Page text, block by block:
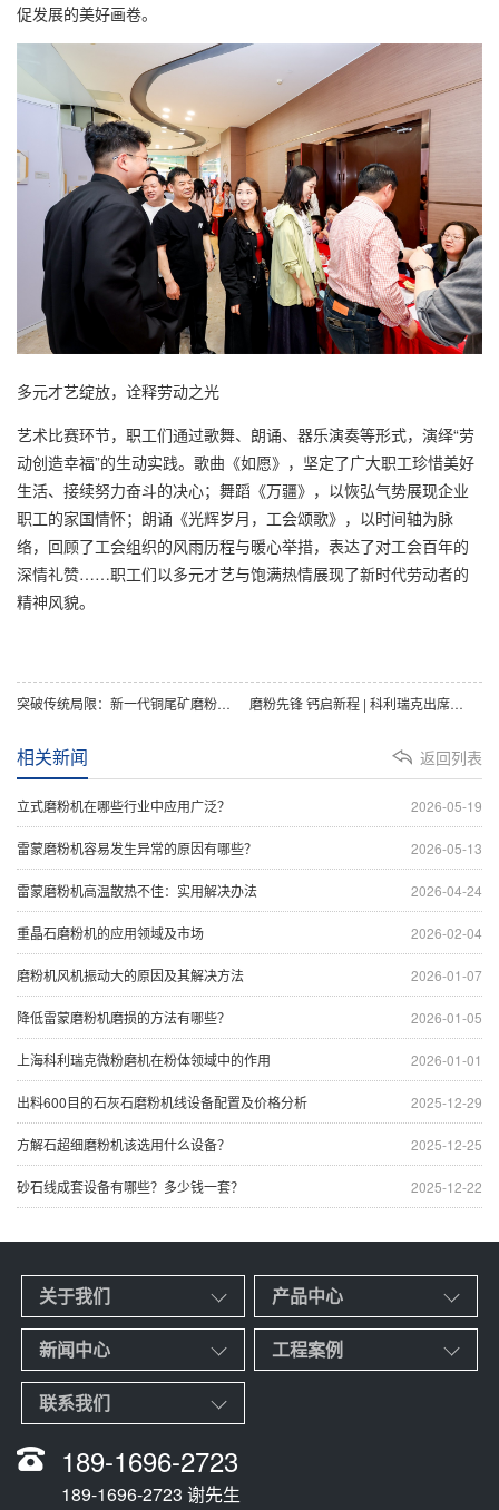
促发展的美好画卷。
多元才艺绽放，诠释劳动之光
艺术比赛环节，职工们通过歌舞、朗诵、器乐演奏等形式，演绎“劳
动创造幸福”的生动实践。歌曲《如愿》，坚定了广大职工珍惜美好
生活、接续努力奋斗的决心；舞蹈《万疆》，以恢弘气势展现企业
职工的家国情怀；朗诵《光辉岁月，工会颂歌》，以时间轴为脉
络，回顾了工会组织的风雨历程与暖心举措，表达了对工会百年的
深情礼赞……职工们以多元才艺与饱满热情展现了新时代劳动者的
精神风貌。
突破传统局限：新一代铜尾矿磨粉机实现高能低耗 磨粉先锋 钙启新程 | 科利瑞克出席南阳钙粉峰会
返回列表
相关新闻
2026-05-19
立式磨粉机在哪些行业中应用广泛？
2026-05-13
雷蒙磨粉机容易发生异常的原因有哪些？
2026-04-24
雷蒙磨粉机高温散热不佳：实用解决办法
2026-02-04
重晶石磨粉机的应用领域及市场
2026-01-07
磨粉机风机振动大的原因及其解决方法
2026-01-05
降低雷蒙磨粉机磨损的方法有哪些？
2026-01-01
上海科利瑞克微粉磨机在粉体领域中的作用
2025-12-29
出料600目的石灰石磨粉机线设备配置及价格分析
2025-12-25
方解石超细磨粉机该选用什么设备？
2025-12-22
砂石线成套设备有哪些？多少钱一套？
关于我们 产品中心
新闻中心 工程案例
联系我们
189-1696-2723
189-1696-2723 谢先生